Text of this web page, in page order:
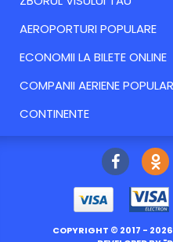
AEROPORTURI POPULARE
ECONOMII LA BILETE ONLINE
COMPANII AERIENE
CONTINENTE
COPYRIGHT © 2017 - 2026